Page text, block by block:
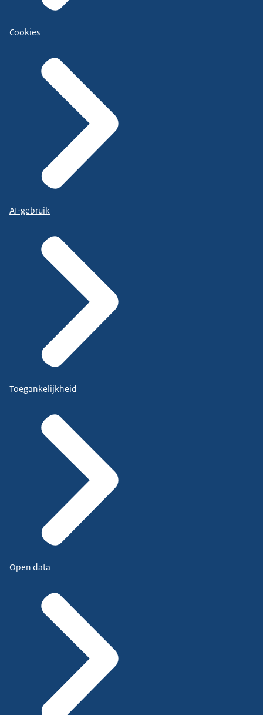
Cookies
AI-gebruik
Toegankelijkheid
Open data